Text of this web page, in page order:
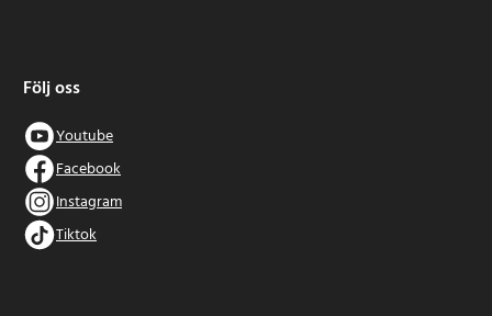
Följ oss
Youtube
Facebook
Instagram
Tiktok